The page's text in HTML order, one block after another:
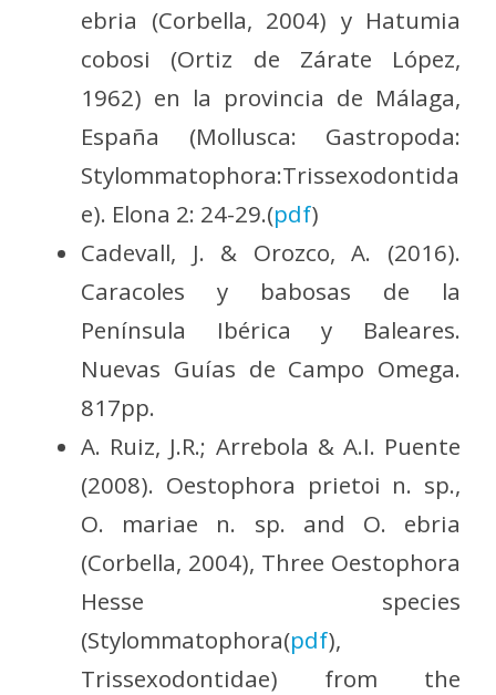
ebria (Corbella, 2004) y Hatumia
cobosi (Ortiz de Zárate López,
1962) en la provincia de Málaga,
España (Mollusca: Gastropoda:
Stylommatophora:Trissexodontida
e). Elona 2: 24-29.(pdf)
Cadevall, J. & Orozco, A. (2016).
Caracoles y babosas de la
Península Ibérica y Baleares.
Nuevas Guías de Campo Omega.
817pp.
A. Ruiz, J.R.; Arrebola & A.I. Puente
(2008). Oestophora prietoi n. sp.,
O. mariae n. sp. and O. ebria
(Corbella, 2004), Three Oestophora
Hesse species
(Stylommatophora(pdf),
Trissexodontidae) from the